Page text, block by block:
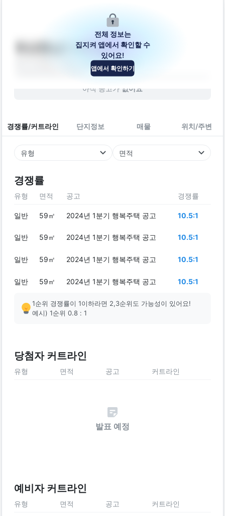
화성향남2 A20블록
경기도 화성시 만세구 향남읍 벌말길 24
아직 공고가 없어요
경쟁률/커트라인 단지정보 매물 위치/주변
유형 면적
경쟁률
전체 정보는
집지켜 앱에서 확인할 수
있어요!
앱에서 확인하기
유형 면적 공고 경쟁률
일반 59㎡ 2024년 1분기 행복주택 공고 10.5:1
일반 59㎡ 2024년 1분기 행복주택 공고 10.5:1
일반 59㎡ 2024년 1분기 행복주택 공고 10.5:1
일반 59㎡ 2024년 1분기 행복주택 공고 10.5:1
1순위 경쟁률이 1이하라면 2,3순위도 가능성이 있어요!
예시) 1순위 0.8 : 1
당첨자 커트라인
유형 면적 공고 커트라인
발표 예정
예비자 커트라인
유형 면적 공고 커트라인